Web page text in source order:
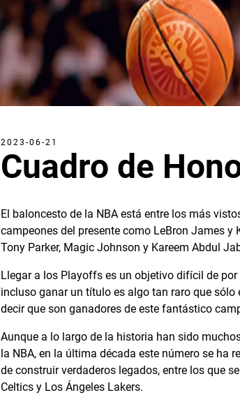
2023-06-21
Cuadro de
El baloncesto de la NBA está entre los más
campeones del presente como LeBron James
Tony Parker, Magic Johnson y Kareem Abdul
Llegar a los Playoffs es un objetivo difícil de
incluso ganar un título es algo tan raro que
decir que son ganadores de este fantástico
Aunque a lo largo de la historia han sido
la NBA, en la última década este número se ha
de construir verdaderos legados, entre los que
Celtics y Los Ángeles Lakers.